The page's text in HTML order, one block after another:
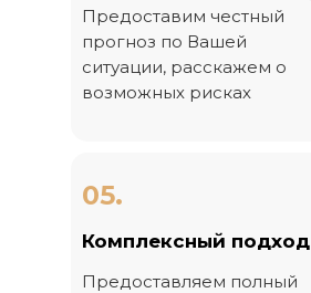
05.
Комплексный подход
Предоставляем полный
Предоставим честный
прогноз по Вашей
ситуации, расскажем о
возможных рисках